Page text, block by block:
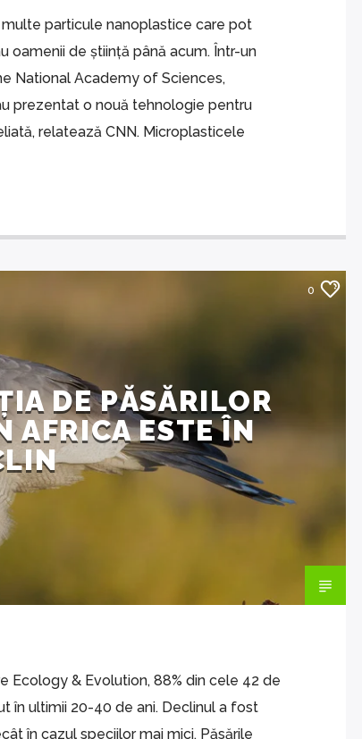
particule nanoplastice care pot
oamenii de știință până acum. Într-un
National Academy of Sciences,
prezentat o nouă tehnologie pentru
relatează CNN. Microplasticele
0
DE PĂSĂRILOR
AFRICA ESTE ÎN
Ecology & Evolution, 88% din cele 42 de
în ultimii 20-40 de ani. Declinul a fost
în cazul speciilor mai mici. Păsările